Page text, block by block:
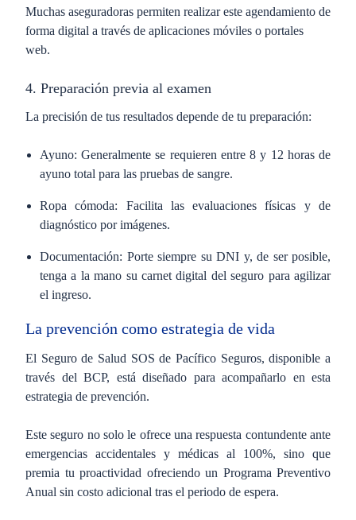
Muchas aseguradoras permiten realizar este agendamiento de
forma digital a través de aplicaciones móviles o portales
web.
4. Preparación previa al examen
La precisión de tus resultados depende de tu preparación:
Ayuno: Generalmente se requieren entre 8 y 12 horas de
ayuno total para las pruebas de sangre.
Ropa cómoda: Facilita las evaluaciones físicas y de
diagnóstico por imágenes.
Documentación: Porte siempre su DNI y, de ser posible,
tenga a la mano su carnet digital del seguro para agilizar
el ingreso.
La prevención como estrategia de vida
El Seguro de Salud SOS de Pacífico Seguros, disponible a
través del BCP, está diseñado para acompañarlo en esta
estrategia de prevención.
Este seguro no solo le ofrece una respuesta contundente ante
emergencias accidentales y médicas al 100%, sino que
premia tu proactividad ofreciendo un Programa Preventivo
Anual sin costo adicional tras el periodo de espera.